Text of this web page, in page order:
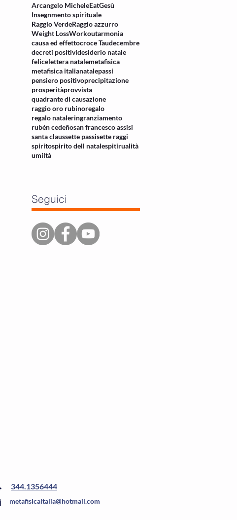
Arcangelo MicheleEatGesù
Insegnmento spirituale
Raggio VerdeRaggio azzurro
Weight LossWorkoutarmonia
causa ed effettocroce Taudecembre
decreti positividesiderio natale
felicelettera natalemetafisica
metafisica italianatalepassi
pensiero positivoprecipitazione
prosperitàprovvista
quadrante di causazione
raggio oro rubinoregalo
regalo nataleringranziamento
rubén cedeñosan francesco assisi
santa claussette passisette raggi
spiritospirito dell natalespitirualità
umiltà
Seguici
344.1356444
metafisicaitalia@hotmail.com